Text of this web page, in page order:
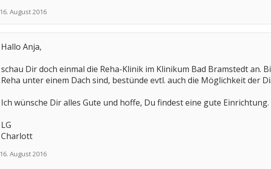
16. August 2016
Hallo Anja,
schau Dir doch einmal die Reha-Klinik im Klinikum Bad Bramstedt
Reha unter einem Dach sind, bestünde evtl. auch die Möglichkeit der
Ich wünsche Dir alles Gute und hoffe, Du findest eine gute Einrichtung.
LG
Charlott
16. August 2016